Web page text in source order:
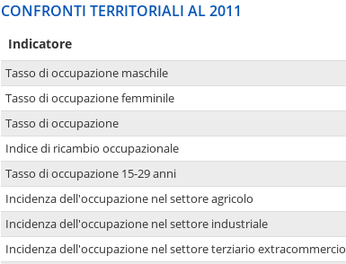
CONFRONTI TERRITORIALI AL 2011
Indicatore
Tasso di occupazione maschile
Tasso di occupazione femminile
Tasso di occupazione
Indice di ricambio occupazionale
Tasso di occupazione 15-29 anni
Incidenza dell'occupazione nel settore agricolo
Incidenza dell'occupazione nel settore industriale
Incidenza dell'occupazione nel settore terziario extracommercio